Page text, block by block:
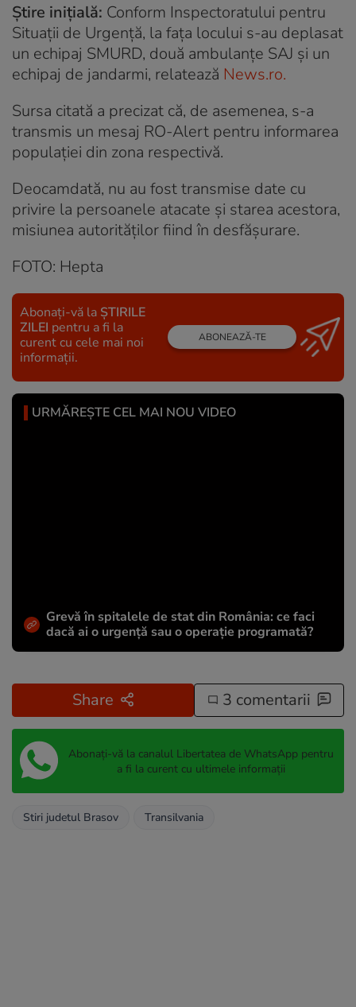
Știre inițială: Conform Inspectoratului pentru
Situații de Urgență, la fața locului s-au deplasat
un echipaj SMURD, două ambulanțe SAJ și un
echipaj de jandarmi, relatează News.ro.
Sursa citată a precizat că, de asemenea, s-a
transmis un mesaj RO-Alert pentru informarea
populației din zona respectivă.
Deocamdată, nu au fost transmise date cu
privire la persoanele atacate şi starea acestora,
misiunea autorităţilor fiind în desfăşurare.
FOTO: Hepta
Abonați-vă la ȘTIRILE
ZILEI pentru a fi la
curent cu cele mai noi
informații.
ABONEAZĂ-TE
URMĂREȘTE CEL MAI NOU VIDEO
Grevă în spitalele de stat din România: ce faci
dacă ai o urgență sau o operație programată?
Share 3 comentarii
Abonați-vă la canalul Libertatea de WhatsApp pentru
a fi la curent cu ultimele informații
Stiri judetul Brasov Transilvania